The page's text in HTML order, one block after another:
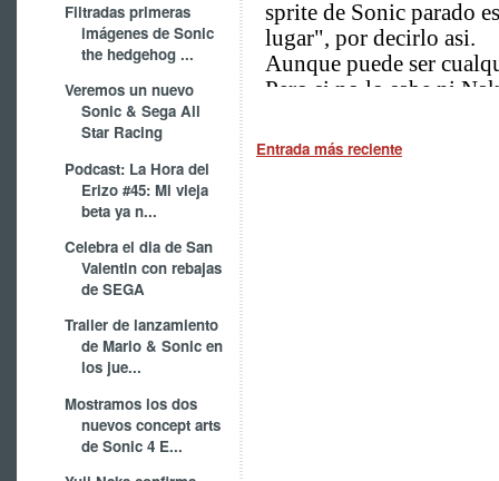
Filtradas primeras
imágenes de Sonic
the hedgehog ...
Veremos un nuevo
Sonic & Sega All
Star Racing
Podcast: La Hora del
Erizo #45: Mi vieja
beta ya n...
Celebra el dia de San
Valentin con rebajas
de SEGA
Trailer de lanzamiento
de Mario & Sonic en
los jue...
Mostramos los dos
nuevos concept arts
de Sonic 4 E...
Entrada más reciente